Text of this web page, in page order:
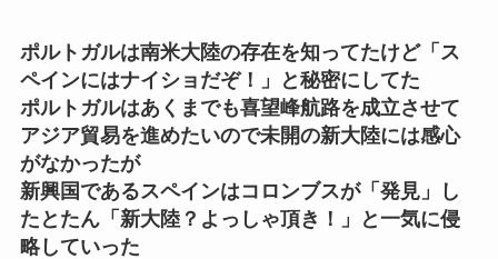
ポルトガルは南米大陸の存在を知ってたけど「ス
ペインにはナイショだぞ！」と秘密にしてた
ポルトガルはあくまでも喜望峰航路を成立させて
アジア貿易を進めたいので未開の新大陸には感心
がなかったが
新興国であるスペインはコロンブスが「発見」し
たとたん「新大陸？よっしゃ頂き！」と一気に侵
略していった